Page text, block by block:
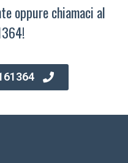
oppure chiamaci al